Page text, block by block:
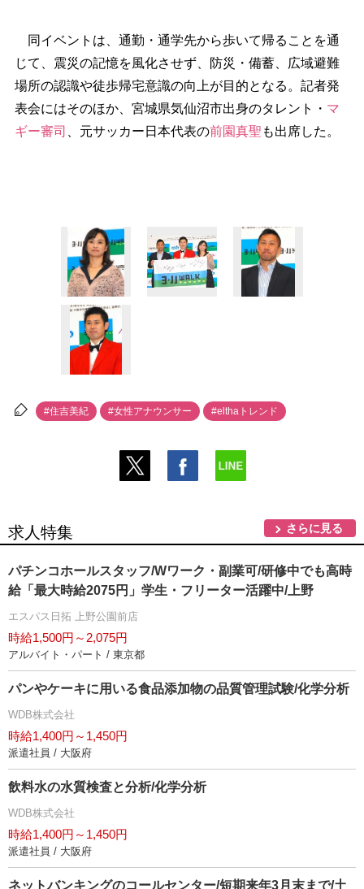
同イベントは、通勤・通学先から歩いて帰ることを通
じて、震災の記憶を風化させず、防災・備蓄、広域避難
場所の認識や徒歩帰宅意識の向上が目的となる。記者発
表会にはそのほか、宮城県気仙沼市出身のタレント・ マ
ギー審司
、元サッカー日本代表の前園真聖 も出席した。
#住吉美紀 #女性アナウンサー #elthaトレンド
求人特集 さらに見る
パチンコホールスタッフ/Wワーク・副業可/研修中でも高時
給「最大時給2075円」学生・フリーター活躍中/上野
エスパス日拓 上野公園前店
時給1,500円～2,075円
アルバイト・パート / 東京都
パンやケーキに用いる食品添加物の品質管理試験/化学分析
WDB株式会社
時給1,400円～1,450円
派遣社員 / 大阪府
飲料水の水質検査と分析/化学分析
WDB株式会社
時給1,400円～1,450円
派遣社員 / 大阪府
ネットバンキングのコールセンター/短期来年3月末まで/土